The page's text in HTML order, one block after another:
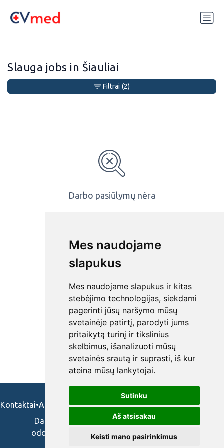
Mes naudojame
slapukus
Mes naudojame slapukus ir kitas
stebėjimo technologijas, siekdami
pagerinti jūsų naršymo mūsų
svetainėje patirtį, parodyti jums
pritaikytą turinį ir tikslinius
skelbimus, išanalizuoti mūsų
svetainės srautą ir suprasti, iš kur
ateina mūsų lankytojai.
Sutinku
Aš atsisakau
Keisti mano pasirinkimus
Slauga jobs in Šiauliai
Darbo pasiūlymų nėra
Filtrai (2)
Kontaktai•Apie mus•Naudojimosi taisykės•Privatumo politika
Darbo skelbimai ir pasiūlymai: gydytojams,
odontologams, slaugytojams, veterinarams,